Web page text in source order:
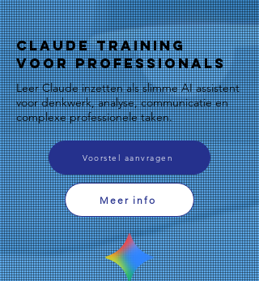
Claude Training
voor Professionals
Leer Claude inzetten als slimme AI assistent
voor denkwerk, analyse, communicatie en
complexe professionele taken.
Voorstel aanvragen
Meer info